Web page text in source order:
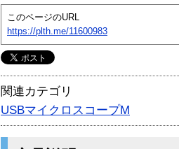
このページのURL
https://plth.me/11600983
関連カテゴリ
USBマイクロスコープM